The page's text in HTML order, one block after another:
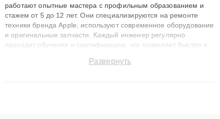
работают опытные мастера с профильным образованием и
стажем от 5 до 12 лет. Они специализируются на ремонте
техники бренда Apple, используют современное оборудование
и оригинальные запчасти. Каждый инженер регулярно
проходит обучение и сертификацию, что позволяет быстро и
сохранением гарантии до 3 лет. Наши мастера решают
Развернуть